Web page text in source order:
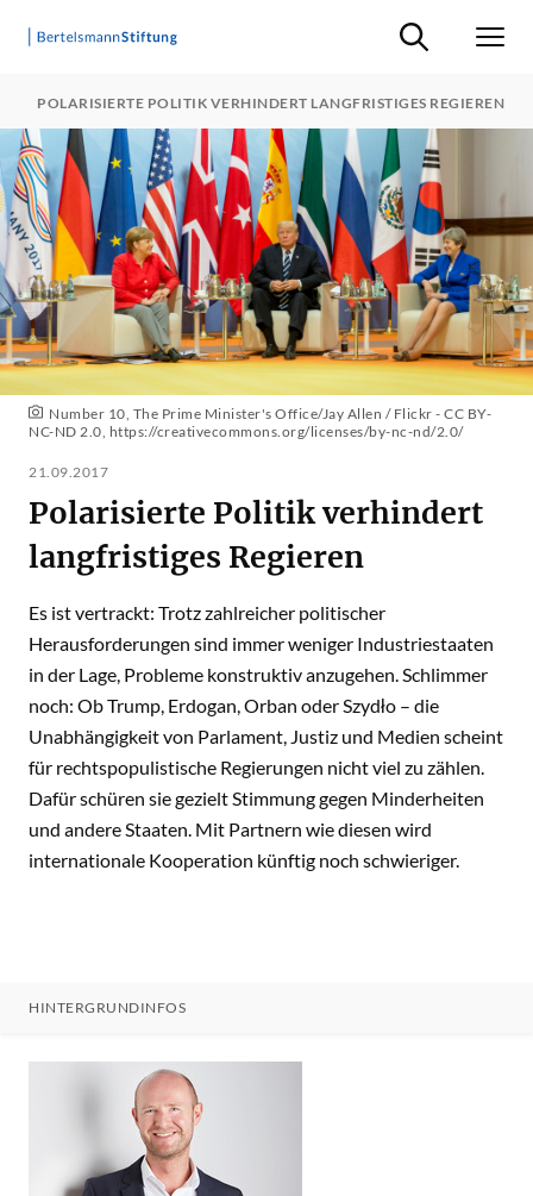
Suche ein-/
POLARISIERTE POLITIK VERHINDERT LANGFRISTIGES REGIEREN
Number 10, The Prime Minister's Office/Jay Allen / Flickr - CC BY-
NC-ND 2.0, https://creativecommons.org/licenses/by-nc-nd/2.0/
21.09.2017
Polarisierte Politik verhindert
langfristiges Regieren
Es ist vertrackt: Trotz zahlreicher politischer
Herausforderungen sind immer weniger Industriestaaten
in der Lage, Probleme konstruktiv anzugehen. Schlimmer
noch: Ob Trump, Erdogan, Orban oder Szydło – die
Unabhängigkeit von Parlament, Justiz und Medien scheint
für rechtspopulistische Regierungen nicht viel zu zählen.
Dafür schüren sie gezielt Stimmung gegen Minderheiten
und andere Staaten. Mit Partnern wie diesen wird
internationale Kooperation künftig noch schwieriger.
HINTERGRUNDINFOS